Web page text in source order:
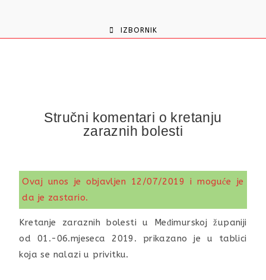
IZBORNIK
Stručni komentari o kretanju
zaraznih bolesti
Ovaj unos je objavljen 12/07/2019 i moguće je
da je zastario.
Kretanje zaraznih bolesti u Međimurskoj županiji
od 01.-06.mjeseca 2019. prikazano je u tablici
koja se nalazi u privitku.